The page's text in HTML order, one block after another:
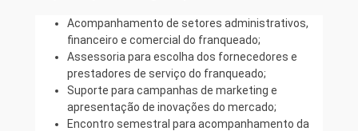
Acompanhamento de setores administrativos,
financeiro e comercial do franqueado;
Assessoria para escolha dos fornecedores e
prestadores de serviço do franqueado;
Suporte para campanhas de marketing e
apresentação de inovações do mercado;
Encontro semestral para acompanhamento da